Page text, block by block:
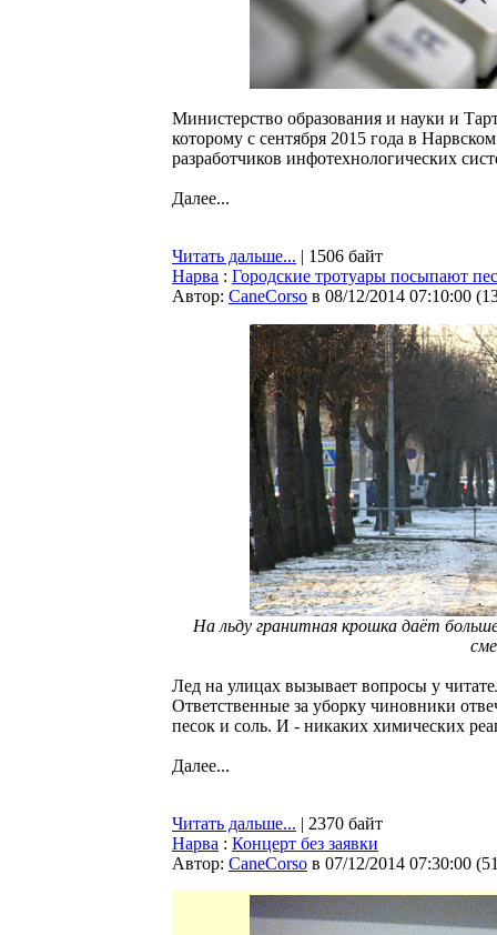
Министерство образования и науки и
которому с сентября 2015 года в
разработчиков инфотехнологических
Далее...
Читать дальше... | 1506 байт
Нарва : Городские тротуары посыпают
Автор: CaneCorso в 08/12/2014 07:10:00 (
На льду гранитная крошка даёт
Лед на улицах вызывает вопросы у
Ответственные за уборку чиновники
песок и соль. И - никаких химических
Далее...
Читать дальше... | 2370 байт
Нарва : Концерт без заявки
Автор: CaneCorso в 07/12/2014 07:30:00 (